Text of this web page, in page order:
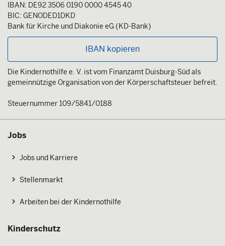
IBAN: DE92 3506 0190 0000 4545 40
BIC: GENODED1DKD
Bank für Kirche und Diakonie eG (KD-Bank)
IBAN kopieren
Die Kindernothilfe e. V. ist vom Finanzamt Duisburg-Süd als
gemeinnützige Organisation von der Körperschaftsteuer befreit.
Steuernummer 109/5841/0188
Jobs
Jobs und Karriere
Stellenmarkt
Arbeiten bei der Kindernothilfe
Kinderschutz